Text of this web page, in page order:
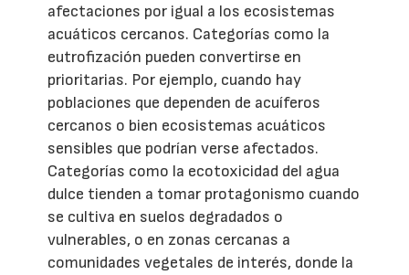
afectaciones por igual a los ecosistemas
acuáticos cercanos. Categorías como la
eutrofización pueden convertirse en
prioritarias. Por ejemplo, cuando hay
poblaciones que dependen de acuíferos
cercanos o bien ecosistemas acuáticos
sensibles que podrían verse afectados.
Categorías como la ecotoxicidad del agua
dulce tienden a tomar protagonismo cuando
se cultiva en suelos degradados o
vulnerables, o en zonas cercanas a
comunidades vegetales de interés, donde la